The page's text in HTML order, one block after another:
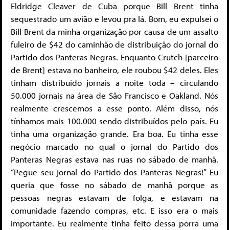
Eldridge Cleaver de Cuba porque Bill Brent tinha
sequestrado um avião e levou pra lá. Bom, eu expulsei o
Bill Brent da minha organização por causa de um assalto
fuleiro de $42 do caminhão de distribuição do jornal do
Partido dos Panteras Negras. Enquanto Crutch [parceiro
de Brent] estava no banheiro, ele roubou $42 deles. Eles
tinham distribuído jornais a noite toda – circulando
50.000 jornais na área de São Francisco e Oakland. Nós
realmente crescemos a esse ponto. Além disso, nós
tínhamos mais 100.000 sendo distribuídos pelo país. Eu
tinha uma organização grande. Era boa. Eu tinha esse
negócio marcado no qual o jornal do Partido dos
Panteras Negras estava nas ruas no sábado de manhã.
“Pegue seu jornal do Partido dos Panteras Negras!” Eu
queria que fosse no sábado de manhã porque as
pessoas negras estavam de folga, e estavam na
comunidade fazendo compras, etc. E isso era o mais
importante. Eu realmente tinha feito dessa porra uma